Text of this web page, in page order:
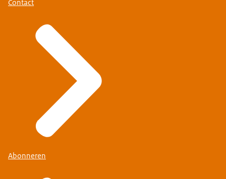
Contact
Abonneren